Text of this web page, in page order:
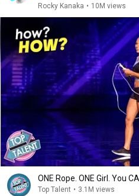
Rocky Kanaka • 10M views
ONE Rope. ONE Girl. You
Top Talent • 3.1M views